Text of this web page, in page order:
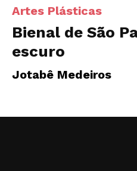
Artes Plásticas
Bienal de São
escuro
Jotabê Medeiros